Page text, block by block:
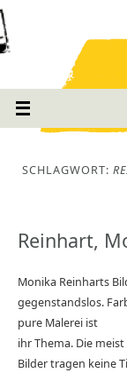
SCHLAGWORT:
Reinhart,
Monika Reinharts
gegenstandslos.
pure Malerei ist
ihr Thema. Die
Bilder tragen keine